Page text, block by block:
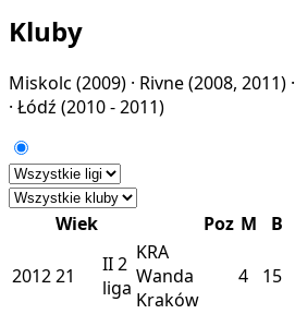
Kluby
Miskolc (2009) · Rivne(2008, 2011) ·
· Łódź (2010 - 2011)
Wiek Poz M B
201221 II2
liga
KRA
Wanda
Kraków
4 15